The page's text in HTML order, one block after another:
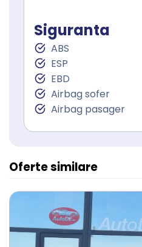
Lumini de zi
Lumini de zi LED
Proiectoare ceata
Stopuri LED
Sistem Start Stop
Senzori presiune roti
Servodirecţie
Siguranta
ABS
ESP
EBD
Airbag sofer
Airbag pasager
Oferte similare